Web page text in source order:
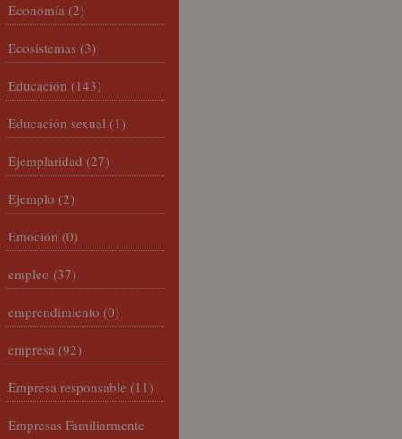
Economía (2)
Ecosistemas (3)
Educación (143)
Educación sexual (1)
Ejemplaridad (27)
Ejemplo (2)
Emoción (0)
empleo (37)
emprendimiento (0)
empresa (92)
Empresa responsable (11)
Empresas Familiarmente